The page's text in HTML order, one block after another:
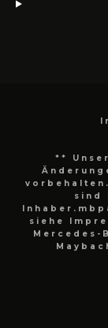
**
sind
siehe
Mercedes-